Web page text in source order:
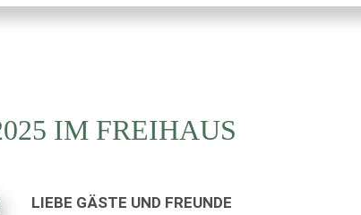
IM FREIHAUS
LIEBE GÄSTE UND FREUNDE